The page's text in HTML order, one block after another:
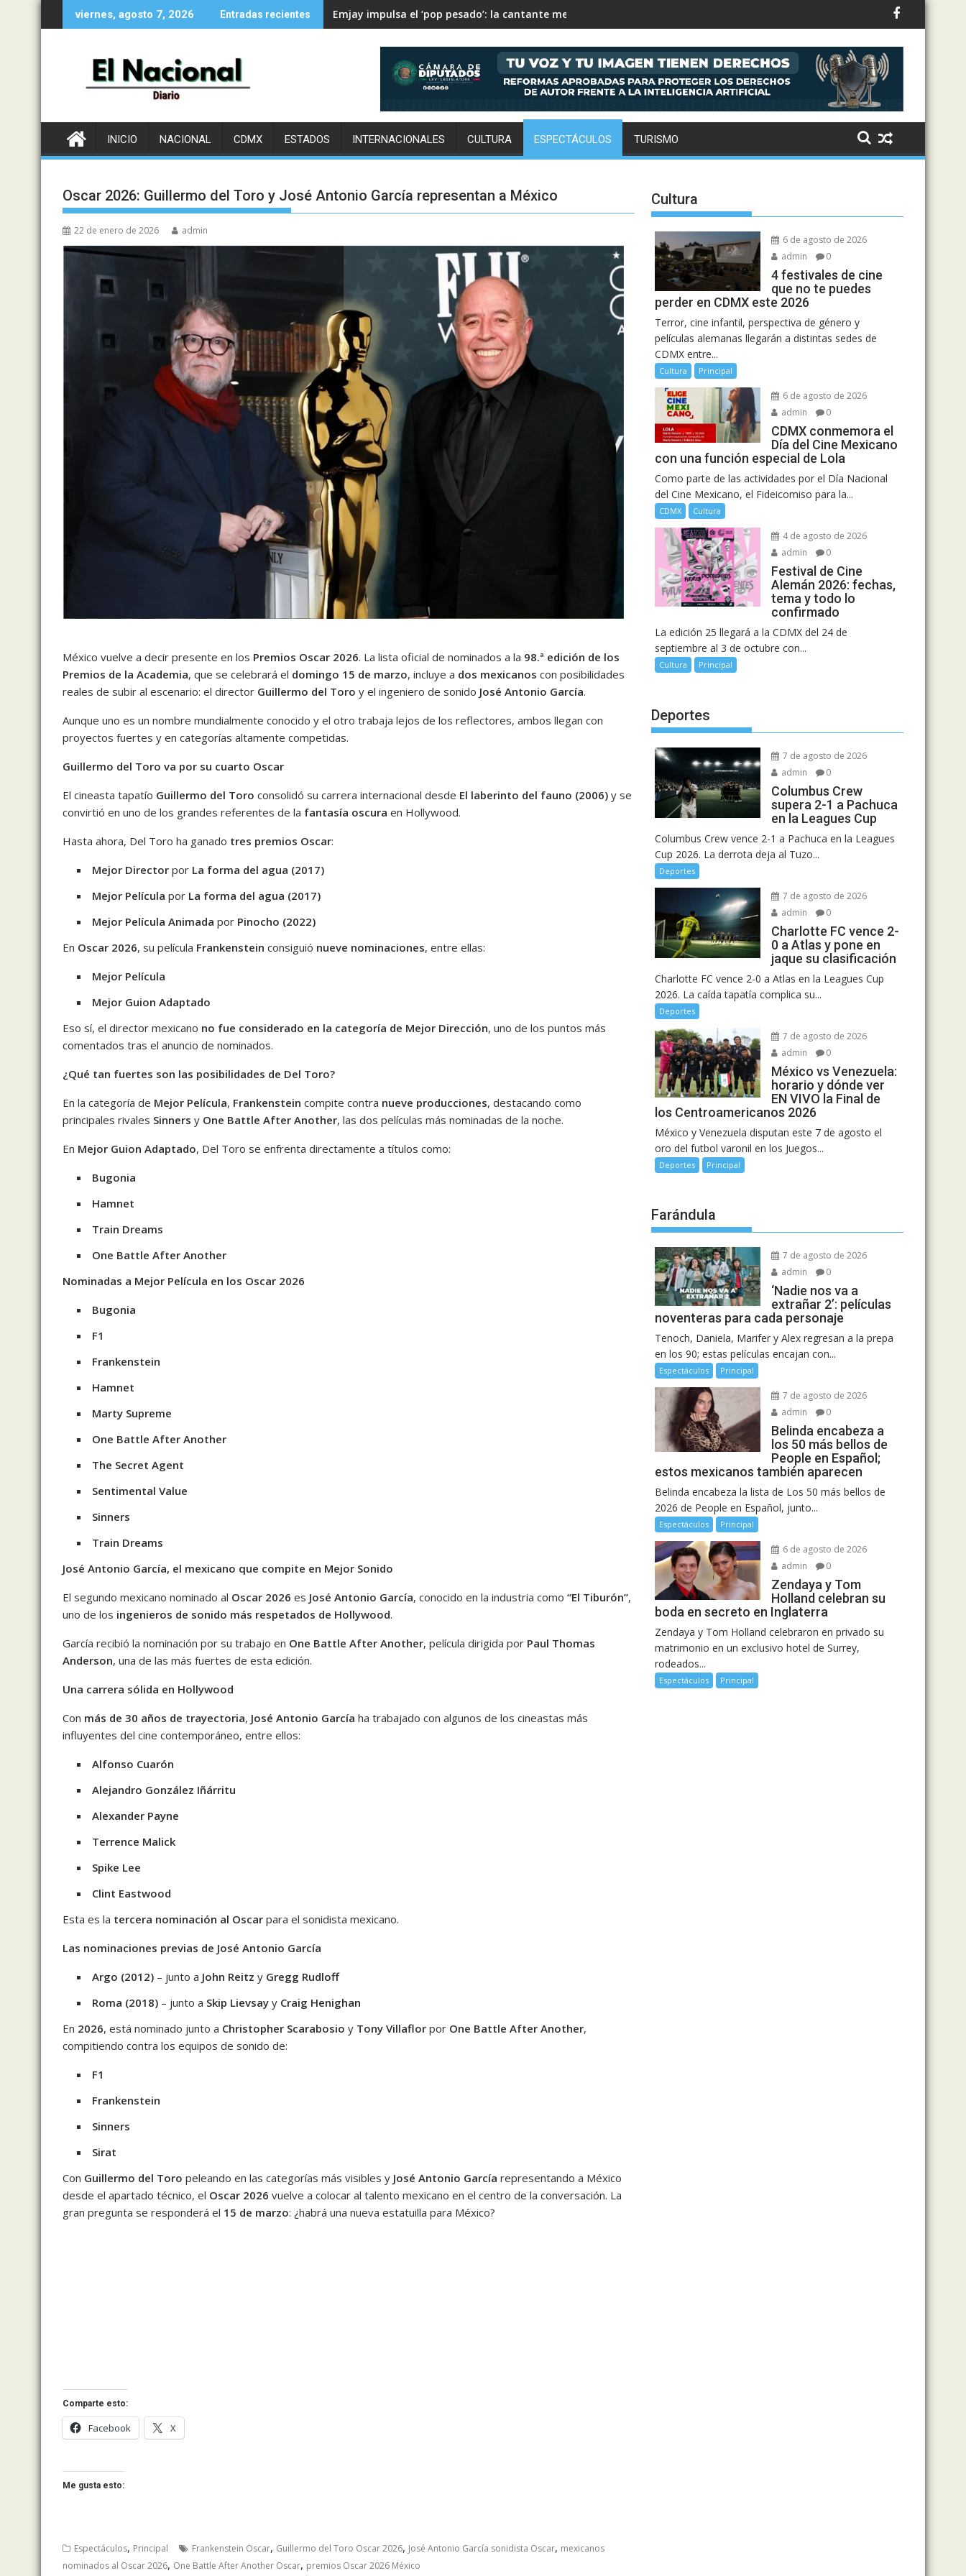
al
viernes, agosto 7, 2026 Entradas recientes Columbus Crew supera 2-1 a Pachuca en la Leagues Cup
INICIO NACIONAL CDMX ESTADOS INTERNACIONALES CULTURA ESPECTÁCULOS TURISMO
Oscar 2026: Guillermo del Toro y José Antonio García representan a México
22 de enero de 2026 admin
México vuelve a decir presente en los Premios Oscar 2026. La lista oficial de nominados a la 98.ª edición de los
Premios de la Academia, que se celebrará el domingo 15 de marzo, incluye a dos mexicanos con posibilidades
reales de subir al escenario: el director Guillermo del Toro y el ingeniero de sonido José Antonio García.
Aunque uno es un nombre mundialmente conocido y el otro trabaja lejos de los reflectores, ambos llegan con
proyectos fuertes y en categorías altamente competidas.
Guillermo del Toro va por su cuarto Oscar
El cineasta tapatío Guillermo del Toro consolidó su carrera internacional desde El laberinto del fauno (2006) y se
convirtió en uno de los grandes referentes de la fantasía oscura en Hollywood.
Hasta ahora, Del Toro ha ganado tres premios Oscar:
Mejor Director por La forma del agua (2017)
Mejor Película por La forma del agua (2017)
Mejor Película Animada por Pinocho (2022)
En Oscar 2026, su película Frankenstein consiguió nueve nominaciones, entre ellas:
Mejor Película
Mejor Guion Adaptado
Eso sí, el director mexicano no fue considerado en la categoría de Mejor Dirección, uno de los puntos más
comentados tras el anuncio de nominados.
¿Qué tan fuertes son las posibilidades de Del Toro?
En la categoría de Mejor Película, Frankenstein compite contra nueve producciones, destacando como
principales rivales Sinners y One Battle After Another, las dos películas más nominadas de la noche.
En Mejor Guion Adaptado, Del Toro se enfrenta directamente a títulos como:
Bugonia
Hamnet
Train Dreams
One Battle After Another
Nominadas a Mejor Película en los Oscar 2026
Bugonia
F1
Frankenstein
Hamnet
Marty Supreme
One Battle After Another
The Secret Agent
Sentimental Value
Sinners
Train Dreams
José Antonio García, el mexicano que compite en Mejor Sonido
El segundo mexicano nominado al Oscar 2026 es José Antonio García, conocido en la industria como “El Tiburón”,
uno de los ingenieros de sonido más respetados de Hollywood.
García recibió la nominación por su trabajo en One Battle After Another, película dirigida por Paul Thomas
Anderson, una de las más fuertes de esta edición.
Una carrera sólida en Hollywood
Con más de 30 años de trayectoria, José Antonio García ha trabajado con algunos de los cineastas más
influyentes del cine contemporáneo, entre ellos:
Alfonso Cuarón
Alejandro González Iñárritu
Alexander Payne
Terrence Malick
Spike Lee
Clint Eastwood
Esta es la tercera nominación al Oscar para el sonidista mexicano.
Las nominaciones previas de José Antonio García
Argo (2012) – junto a John Reitz y Gregg Rudloff
Roma (2018) – junto a Skip Lievsay y Craig Henighan
En 2026, está nominado junto a Christopher Scarabosio y Tony Villaflor por One Battle After Another,
compitiendo contra los equipos de sonido de:
F1
Frankenstein
Sinners
Sirat
Con Guillermo del Toro peleando en las categorías más visibles y José Antonio García representando a México
desde el apartado técnico, el Oscar 2026 vuelve a colocar al talento mexicano en el centro de la conversación. La
gran pregunta se responderá el 15 de marzo: ¿habrá una nueva estatuilla para México?
Comparte esto:
Facebook X
Me gusta esto:
Espectáculos, Principal Frankenstein Oscar, Guillermo del Toro Oscar 2026, José Antonio García sonidista Oscar, mexicanos
nominados al Oscar 2026, One Battle After Another Oscar, premios Oscar 2026 México
Cultura
6 de agosto de 2026
admin
0
4 festivales de cine
que no te puedes
perder en CDMX este 2026
Terror, cine infantil, perspectiva de género y
películas alemanas llegarán a distintas sedes de
CDMX entre...
Cultura Principal
6 de agosto de 2026
admin
0
CDMX conmemora el
Día del Cine Mexicano
con una función especial de Lola
Como parte de las actividades por el Día Nacional
del Cine Mexicano, el Fideicomiso para la...
CDMX Cultura
4 de agosto de 2026
admin
0
Festival de Cine
Alemán 2026: fechas,
tema y todo lo
confirmado
La edición 25 llegará a la CDMX del 24 de
septiembre al 3 de octubre con...
Cultura Principal
Deportes
7 de agosto de 2026
admin
0
Columbus Crew
supera 2-1 a Pachuca
en la Leagues Cup
Columbus Crew vence 2-1 a Pachuca en la Leagues
Cup 2026. La derrota deja al Tuzo...
Deportes
7 de agosto de 2026
admin
0
Charlotte FC vence 2-
0 a Atlas y pone en
jaque su clasificación
Charlotte FC vence 2-0 a Atlas en la Leagues Cup
2026. La caída tapatía complica su...
Deportes
7 de agosto de 2026
admin
0
México vs Venezuela:
horario y dónde ver
EN VIVO la Final de
los Centroamericanos 2026
México y Venezuela disputan este 7 de agosto el
oro del futbol varonil en los Juegos...
Deportes Principal
Farándula
7 de agosto de 2026
admin
0
‘Nadie nos va a
extrañar 2’: películas
noventeras para cada personaje
Tenoch, Daniela, Marifer y Alex regresan a la prepa
en los 90; estas películas encajan con...
Espectáculos Principal
7 de agosto de 2026
admin
0
Belinda encabeza a
los 50 más bellos de
People en Español;
estos mexicanos también aparecen
Belinda encabeza la lista de Los 50 más bellos de
2026 de People en Español, junto...
Espectáculos Principal
6 de agosto de 2026
admin
0
Zendaya y Tom
Holland celebran su
boda en secreto en Inglaterra
Zendaya y Tom Holland celebraron en privado su
matrimonio en un exclusivo hotel de Surrey,
rodeados...
Espectáculos Principal